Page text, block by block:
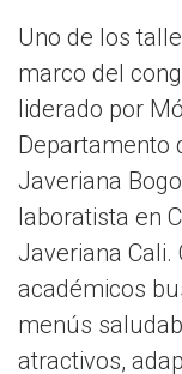
Uno de los
marco del
liderado por
Departamento
Javeriana
laboratista en
Javeriana Cali.
académicos
menús
atractivos,